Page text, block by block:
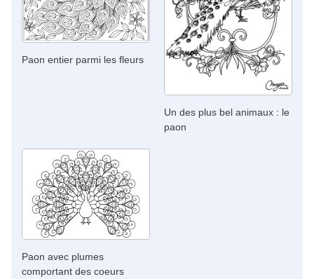
Paon entier parmi les fleurs
Un des plus bel animaux : le
paon
Paon avec plumes
comportant des coeurs